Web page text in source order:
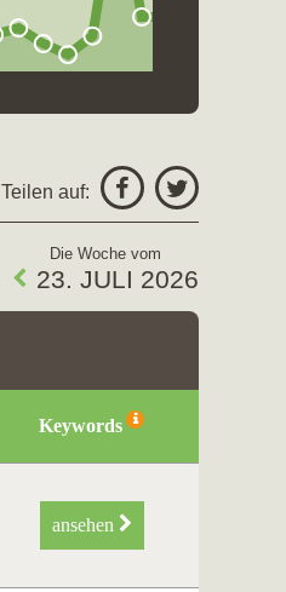
Teilen auf:
Die Woche vom
23. JULI 2026
Keywords
ansehen